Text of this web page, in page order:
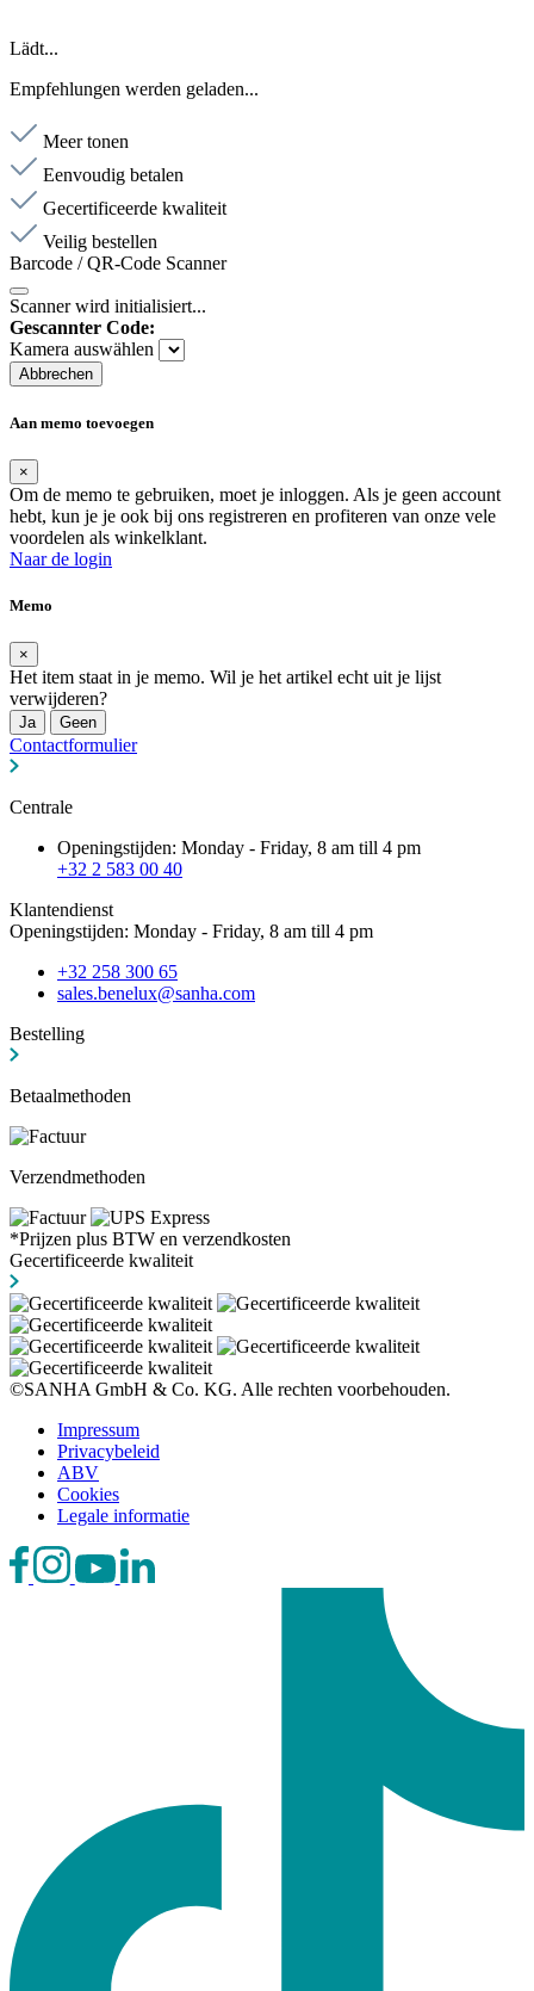
Lädt...
Empfehlungen werden geladen...
Meer tonen
Eenvoudig betalen
Gecertificeerde kwaliteit
Veilig bestellen
Barcode / QR-Code Scanner
Scanner wird initialisiert...
Gescannter Code:
Kamera auswählen
Abbrechen
Aan memo toevoegen
×
Om de memo te gebruiken, moet je inloggen. Als je geen account
hebt, kun je je ook bij ons registreren en profiteren van onze vele
voordelen als winkelklant.
Naar de login
Memo
×
Het item staat in je memo. Wil je het artikel echt uit je lijst
verwijderen?
Ja Geen
Contactformulier
Centrale
Openingstijden: Monday - Friday, 8 am till 4 pm
+32 2 583 00 40
Klantendienst
Openingstijden: Monday - Friday, 8 am till 4 pm
+32 258 300 65
sales.benelux@sanha.com
Bestelling
Betaalmethoden
Verzendmethoden
*Prijzen plus BTW en verzendkosten
Gecertificeerde kwaliteit
©SANHA GmbH & Co. KG. Alle rechten voorbehouden.
Impressum
Privacybeleid
ABV
Cookies
Legale informatie